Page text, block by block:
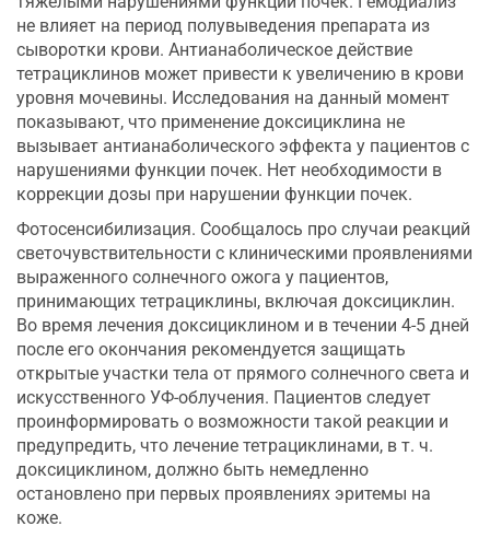
не влияет на период полувыведения препарата из
сыворотки крови. Антианаболическое действие
тетрациклинов может привести к увеличению в крови
уровня мочевины. Исследования на данный момент
показывают, что применение доксициклина не
вызывает антианаболического эффекта у пациентов с
нарушениями функции почек. Нет необходимости в
коррекции дозы при нарушении функции почек.
Фотосенсибилизация. Сообщалось про случаи реакций
светочувствительности с клиническими проявлениями
выраженного солнечного ожога у пациентов,
принимающих тетрациклины, включая доксициклин.
Во время лечения доксициклином и в течении 4-5 дней
после его окончания рекомендуется защищать
открытые участки тела от прямого солнечного света и
искусственного УФ-облучения. Пациентов следует
проинформировать о возможности такой реакции и
предупредить, что лечение тетрациклинами, в т. ч.
доксициклином, должно быть немедленно
остановлено при первых проявлениях эритемы на
коже.